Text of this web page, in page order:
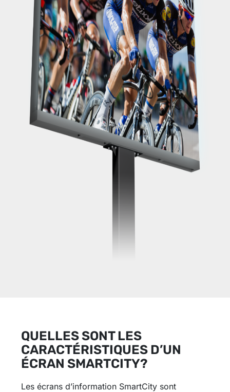
QUELLES SONT LES
CARACTÉRISTIQUES D’UN
ÉCRAN SMARTCITY?
Les écrans d’information SmartCity sont